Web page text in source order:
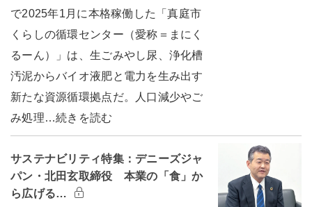
で2025年1月に本格稼働した「真庭市
くらしの循環センター（愛称＝まにく
るーん）」は、生ごみやし尿、浄化槽
汚泥からバイオ液肥と電力を生み出す
新たな資源循環拠点だ。人口減少やご
み処理…続きを読む
サステナビリティ特集：デニーズジャ
パン・北田玄取締役 本業の「食」か
ら広げる…